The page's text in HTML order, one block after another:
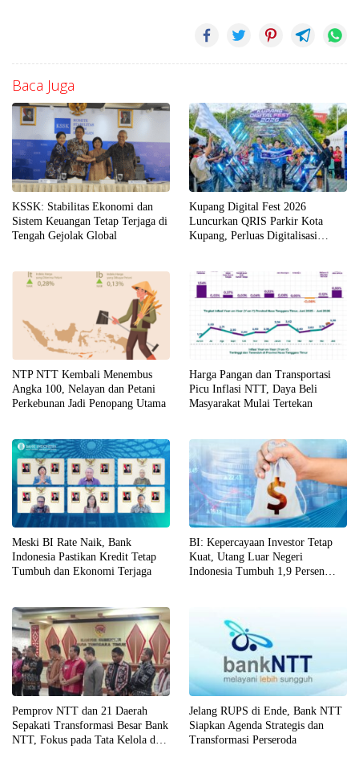
Baca Juga
KSSK: Stabilitas Ekonomi dan
Sistem Keuangan Tetap Terjaga di
Tengah Gejolak Global
Kupang Digital Fest 2026
Luncurkan QRIS Parkir Kota
Kupang, Perluas Digitalisasi
NTP NTT Kembali Menembus
Angka 100, Nelayan dan Petani
Perkebunan Jadi Penopang Utama
Harga Pangan dan Transportasi
Picu Inflasi NTT, Daya Beli
Masyarakat Mulai Tertekan
Meski BI Rate Naik, Bank
Indonesia Pastikan Kredit Tetap
Tumbuh dan Ekonomi Terjaga
BI: Kepercayaan Investor Tetap
Kuat, Utang Luar Negeri
Indonesia Tumbuh 1,9 Persen
Pemprov NTT dan 21 Daerah
Sepakati Transformasi Besar Bank
NTT, Fokus pada Tata Kelola dan
Jelang RUPS di Ende, Bank NTT
Siapkan Agenda Strategis dan
Transformasi Perseroda